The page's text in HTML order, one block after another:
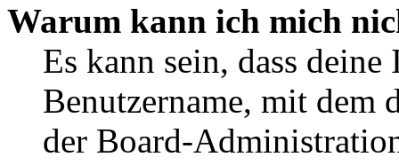
Warum kann ich mich
Es kann sein, dass
Benutzername, mit dem
der Board-